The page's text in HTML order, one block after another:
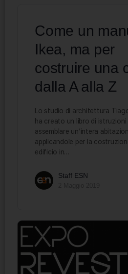
Come un
Ikea, ma per
costruire una
dalla A alla Z
Lo studio di architettura
ha creato un libro di istruzioni
assemblare un’intera
applicandole per la
edificio in…
Staff ESN